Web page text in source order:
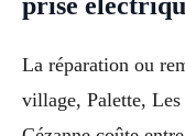
La réparation ou
village, Palette,